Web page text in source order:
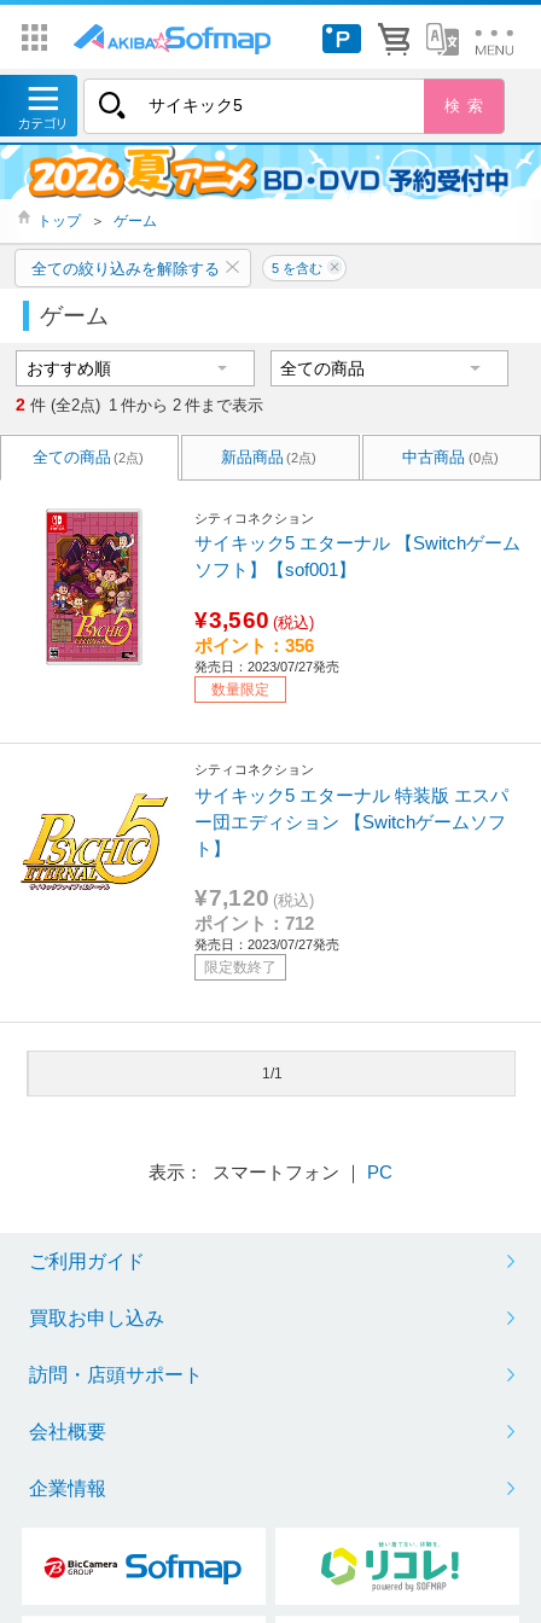
トップ ＞ ゲーム
全ての絞り込みを解除する 5 を含む
ゲーム
2 件 (全2点) 1 件から 2 件まで表示
全ての商品 (2点) 新品商品 (2点) 中古商品 (0点)
シティコネクション
サイキック5 エターナル 【Switchゲーム
ソフト】【sof001】
¥3,560 (税込)
ポイント：356
発売日：2023/07/27発売
数量限定
シティコネクション
サイキック5 エターナル 特装版 エスパ
ー団エディション 【Switchゲームソフ
ト】
¥7,120 (税込)
ポイント：712
発売日：2023/07/27発売
限定数終了
1/1
表示： スマートフォン ｜ PC
ご利用ガイド
買取お申し込み
訪問・店頭サポート
会社概要
企業情報